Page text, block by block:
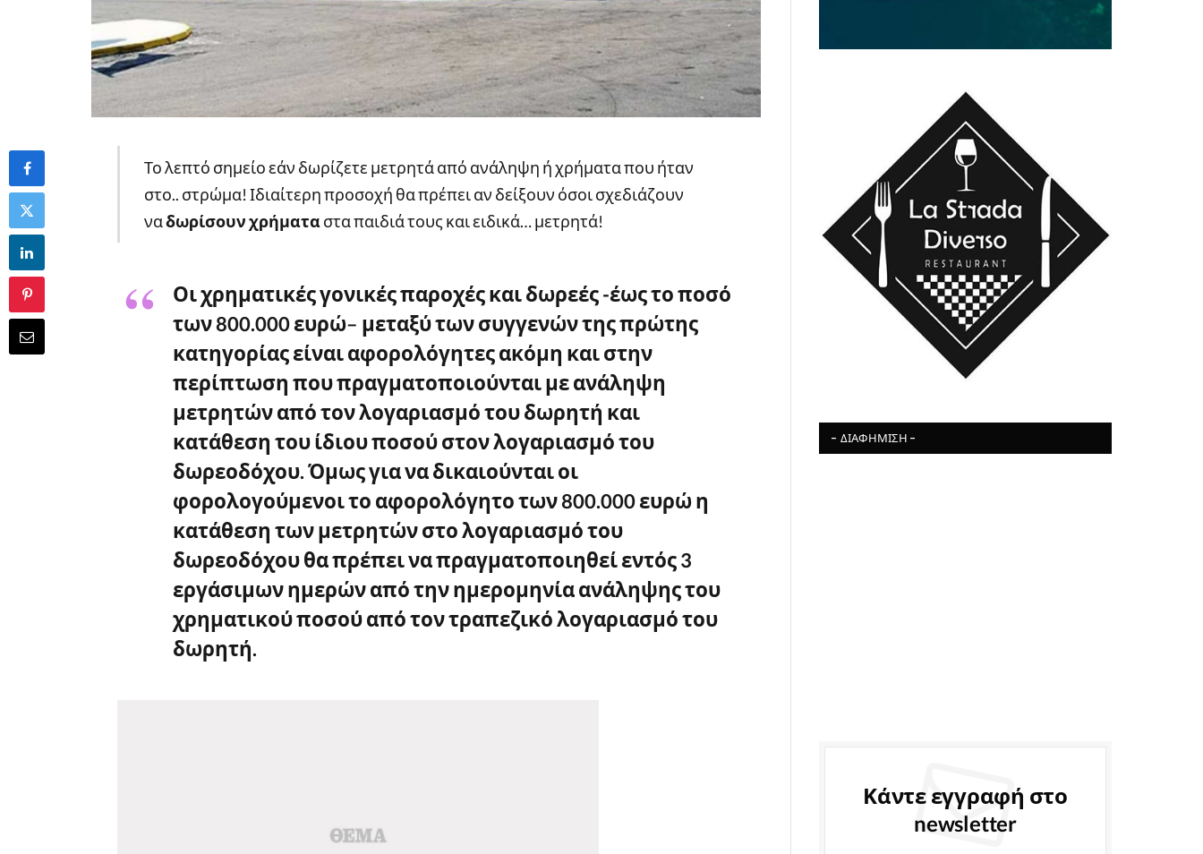
Το λεπτό σημείο εάν δωρίζετε μετρητά από ανάληψη ή χρήματα που ήταν
στο.. στρώμα! Ιδιαίτερη προσοχή θα πρέπει αν δείξουν όσοι σχεδιάζουν
ναδωρίσουν χρήματαστα παιδιά τους και ειδικά… μετρητά!
Οι χρηματικές γονικές παροχές και δωρεές -έως το ποσό
των800.000 ευρώ– μεταξύ των συγγενών της πρώτης
κατηγορίας είναι αφορολόγητες ακόμη και στην
περίπτωση που πραγματοποιούνται με ανάληψη
μετρητών από τον λογαριασμό του δωρητή και
κατάθεση του ίδιου ποσού στονλογαριασμό του
δωρεοδόχου. Όμως για να δικαιούνται οι
φορολογούμενοι το αφορολόγητο των 800.000 ευρώ η
κατάθεση των μετρητών στο λογαριασμό του
δωρεοδόχου θα πρέπει να πραγματοποιηθεί εντός 3
εργάσιμων ημερών από την ημερομηνία ανάληψης του
χρηματικού ποσού από τον τραπεζικό λογαριασμό του
δωρητή.
- ΔΙΑΦΉΜΙΣΗ -
Κάντε εγγραφή στο
newsletter